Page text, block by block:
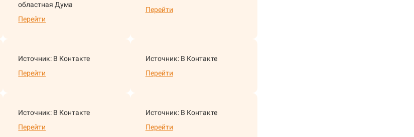
областная Дума
Перейти
Перейти
Источник: В Контакте
Перейти
Источник: В Контакте
Перейти
Источник: В Контакте
Перейти
Источник: В Контакте
Перейти